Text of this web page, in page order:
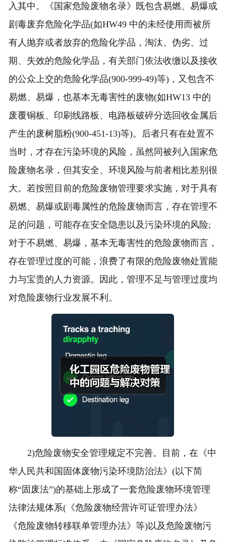
入其中。《国家危险废物名录》既包含易燃、易爆或
剧毒废弃危险化学品(如HW49 中的未经使用而被所
有人抛弃或者放弃的危险化学品，淘汰、伪劣、过
期、失效的危险化学品，有关部门依法收缴以及接收
的公众上交的危险化学品(900-999-49)等)，又包含不
易燃、易爆，也基本无毒害性的废物(如HW13 中的
废覆铜板、印刷线路板、电路板破碎分选回收金属后
产生的废树脂粉(900-451-13)等)。后者只有在处置不
当时，才存在污染环境的风险，虽然同被列入国家危
险废物名录，但其安全、环境风险与前者相比差别很
大。若按照目前的危险废物管理要求实施，对于具有
易燃、易爆或剧毒属性的危险废物而言，存在管理不
足的问题，可能存在安全隐患以及污染环境的风险;
对于不易燃、易爆，基本无毒害性的危险废物而言，
存在管理过度的可能，浪费了有限的危险废物处置能
力与宝贵的人力资源。因此，管理不足与管理过度均
对危险废物行业发展不利。
2)危险废物安全管理规定不完善。目前，在《中
华人民共和国固体废物污染环境防治法》(以下简
称“固废法”)的基础上形成了一套危险废物环境管理
法律法规体系(《危险废物经营许可证管理办法》
《危险废物转移联单管理办法》等)以及危险废物污